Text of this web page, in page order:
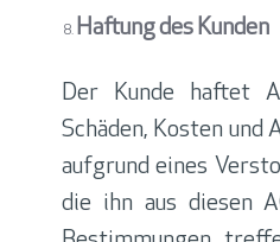
Haftung des Kunden
Der Kunde haftet
Schäden, Kosten und
aufgrund eines
die ihn aus diesen